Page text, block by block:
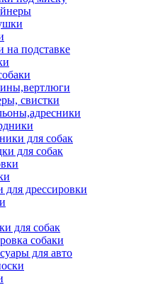
на подставке
свистки
для собак
для собак
для дрессировки
для собак
собаки
для авто